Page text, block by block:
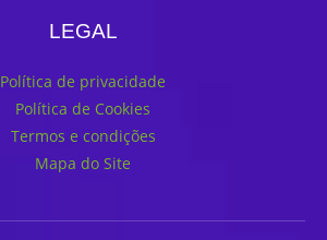
LEGAL
Política de privacidade
Política de Cookies
Termos e condições
Mapa do Site